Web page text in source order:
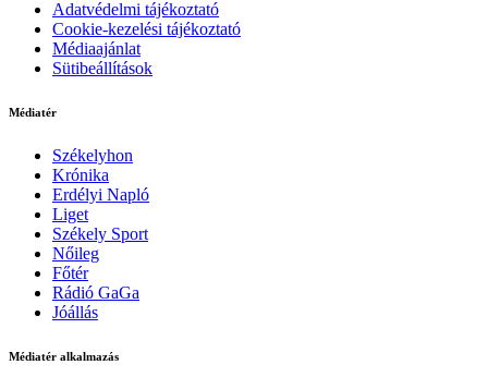
Adatvédelmi tájékoztató
Cookie-kezelési tájékoztató
Médiaajánlat
Sütibeállítások
Médiatér
Székelyhon
Krónika
Erdélyi Napló
Liget
Székely Sport
Nőileg
Főtér
Rádió GaGa
Jóállás
Médiatér alkalmazás